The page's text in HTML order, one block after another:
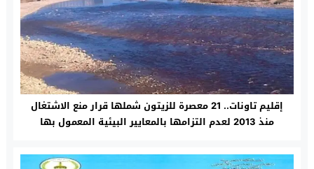
إقليم تاونات.. 21 معصرة للزيتون شملها قرار منع الاشتغال
منذ 2013 لعدم التزامها بالمعايير البيئية المعمول بها